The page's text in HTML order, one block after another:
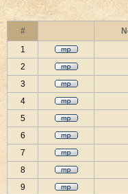
#
1
2
3
4
5
6
7
8
9